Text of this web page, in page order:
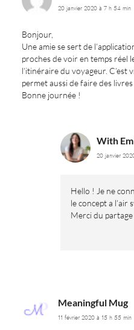
20 janvier 2020 à 7 h 54 min
Bonjour,
Une amie se sert de
proches de voir en temps réel
l’itinéraire du voyageur.
permet aussi de faire des
Bonne journée !
With
20 janvier
Hello ! Je ne
le concept a l’air
Merci du partage
Meaningful Mug
11 février 2020 à 15 h 55 min